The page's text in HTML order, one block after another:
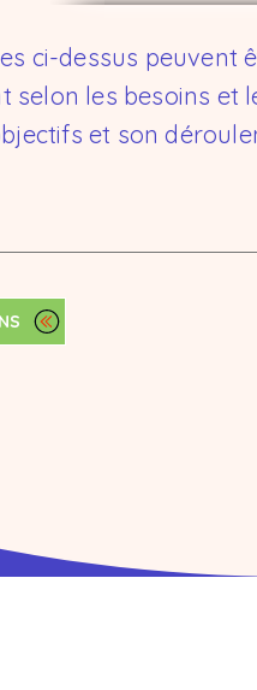
ci-dessus peuvent
les besoins et
et son